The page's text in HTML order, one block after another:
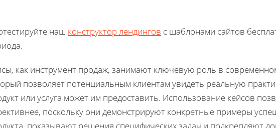
наш конструктор лендингов с шаблонами сайтов
как инструмент продаж, занимают ключевую роль в
позволяет потенциальным клиентам увидеть реальную
или услуга может им предоставить. Использование кейсов
поскольку они демонстрируют конкретные примеры
показывают решения специфических задач и подкрепляют